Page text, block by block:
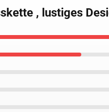
, lustiges